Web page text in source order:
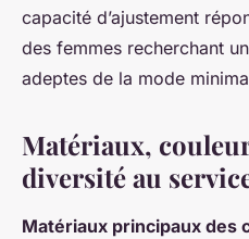
capacité d’ajustement
des femmes recherchant
adeptes de la mode
Matériaux,
diversité au
Matériaux principaux des